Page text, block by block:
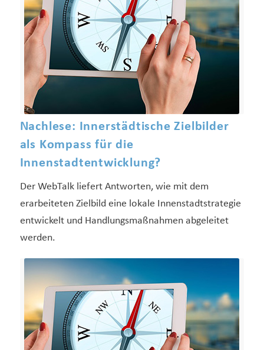
Nachlese: Innerstädtische Zielbilder
als Kompass für die
Innenstadtentwicklung?
Der WebTalk liefert Antworten, wie mit dem
erarbeiteten Zielbild eine lokale Innenstadtstrategie
entwickelt und Handlungsmaßnahmen abgeleitet
werden.